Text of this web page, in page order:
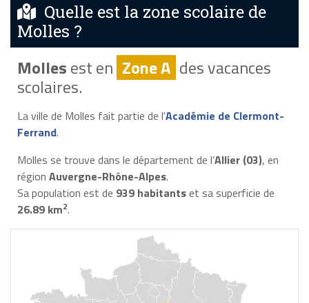
Quelle est la zone scolaire de
Molles ?
Mollesest en Zone A des vacances
scolaires.
La ville de Molles fait partie de l'Académie de Clermont-
Ferrand.
Molles se trouve dans le département de l’Allier (03), en
région Auvergne-Rhône-Alpes.
Sa population est de 939 habitantset sa superficie de
26.89 km2.